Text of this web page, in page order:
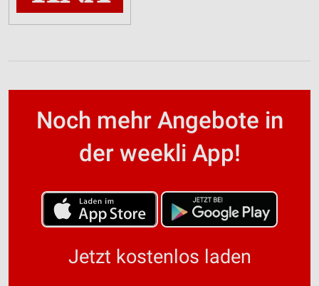
Noch mehr Angebote in
der weekli App!
Jetzt kostenlos laden